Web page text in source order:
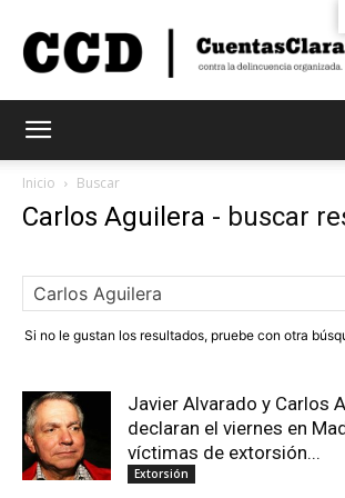
Inicio Buscar
Carlos Aguilera - buscar
Si no le gustan los resultados, pruebe con otra
Javier Alvarado y Carlos
declaran el viernes en
víctimas de extorsión...
Extorsión